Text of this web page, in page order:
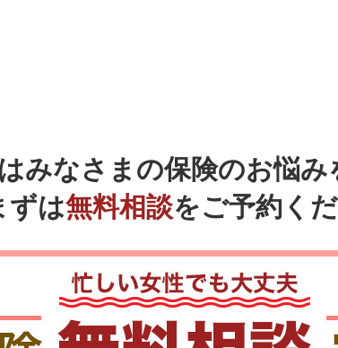
みなさまの保険のお悩み
ずは無料相談をご予約くだ